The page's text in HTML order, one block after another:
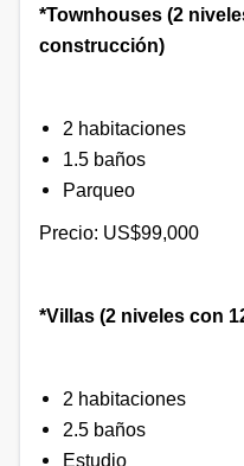
*Townhouses (2
construcción)
2 habitaciones
1.5 baños
Parqueo
Precio: US$99,000
*Villas (2 niveles con
2 habitaciones
2.5 baños
Estudio